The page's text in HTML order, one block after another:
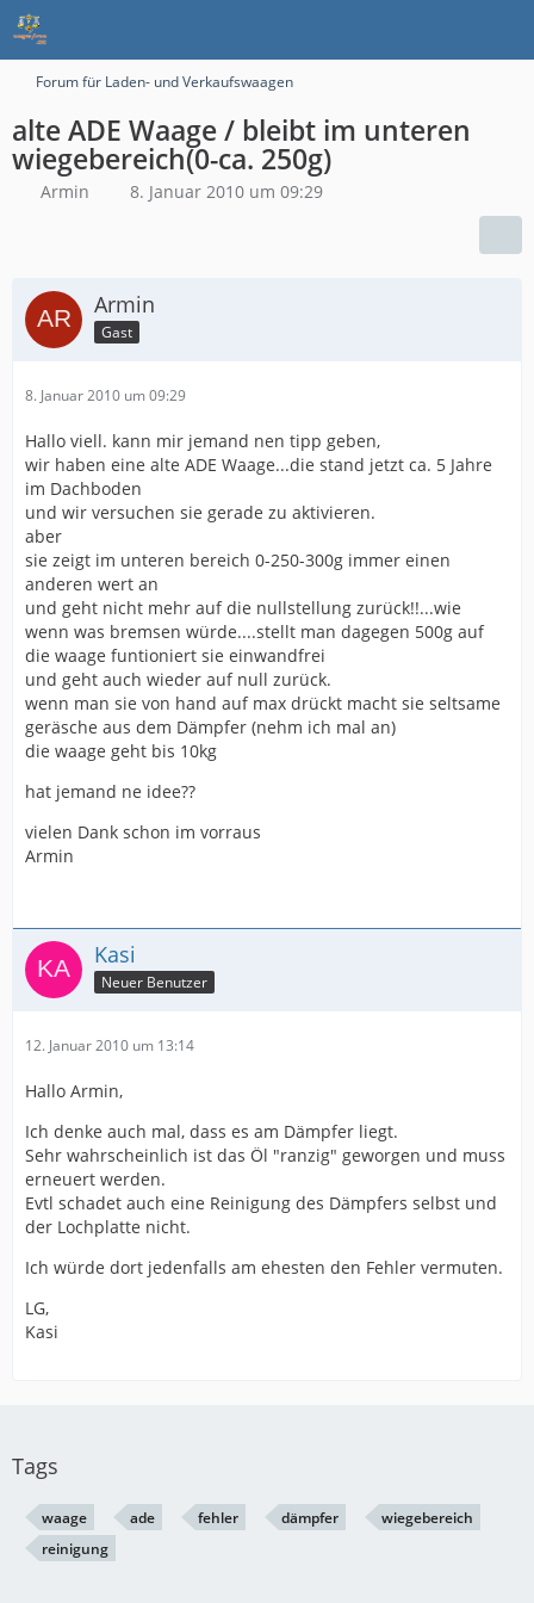
Forum für Laden- und Verkaufswaagen
alte ADE Waage / bleibt im unteren
wiegebereich(0-ca. 250g)
Armin 8. Januar 2010 um 09:29
Armin
Gast
8. Januar 2010 um 09:29
Hallo viell. kann mir jemand nen tipp geben,
wir haben eine alte ADE Waage...die stand jetzt ca. 5 Jahre
im Dachboden
und wir versuchen sie gerade zu aktivieren.
aber
sie zeigt im unteren bereich 0-250-300g immer einen
anderen wert an
und geht nicht mehr auf die nullstellung zurück!!...wie
wenn was bremsen würde....stellt man dagegen 500g auf
die waage funtioniert sie einwandfrei
und geht auch wieder auf null zurück.
wenn man sie von hand auf max drückt macht sie seltsame
geräsche aus dem Dämpfer (nehm ich mal an)
die waage geht bis 10kg
hat jemand ne idee??
vielen Dank schon im vorraus
Armin
Kasi
Neuer Benutzer
12. Januar 2010 um 13:14
Hallo Armin,
Ich denke auch mal, dass es am Dämpfer liegt.
Sehr wahrscheinlich ist das Öl "ranzig" geworgen und muss
erneuert werden.
Evtl schadet auch eine Reinigung des Dämpfers selbst und
der Lochplatte nicht.
Ich würde dort jedenfalls am ehesten den Fehler vermuten.
LG,
Kasi
Tags
waage ade fehler dämpfer
wiegebereich
reinigung